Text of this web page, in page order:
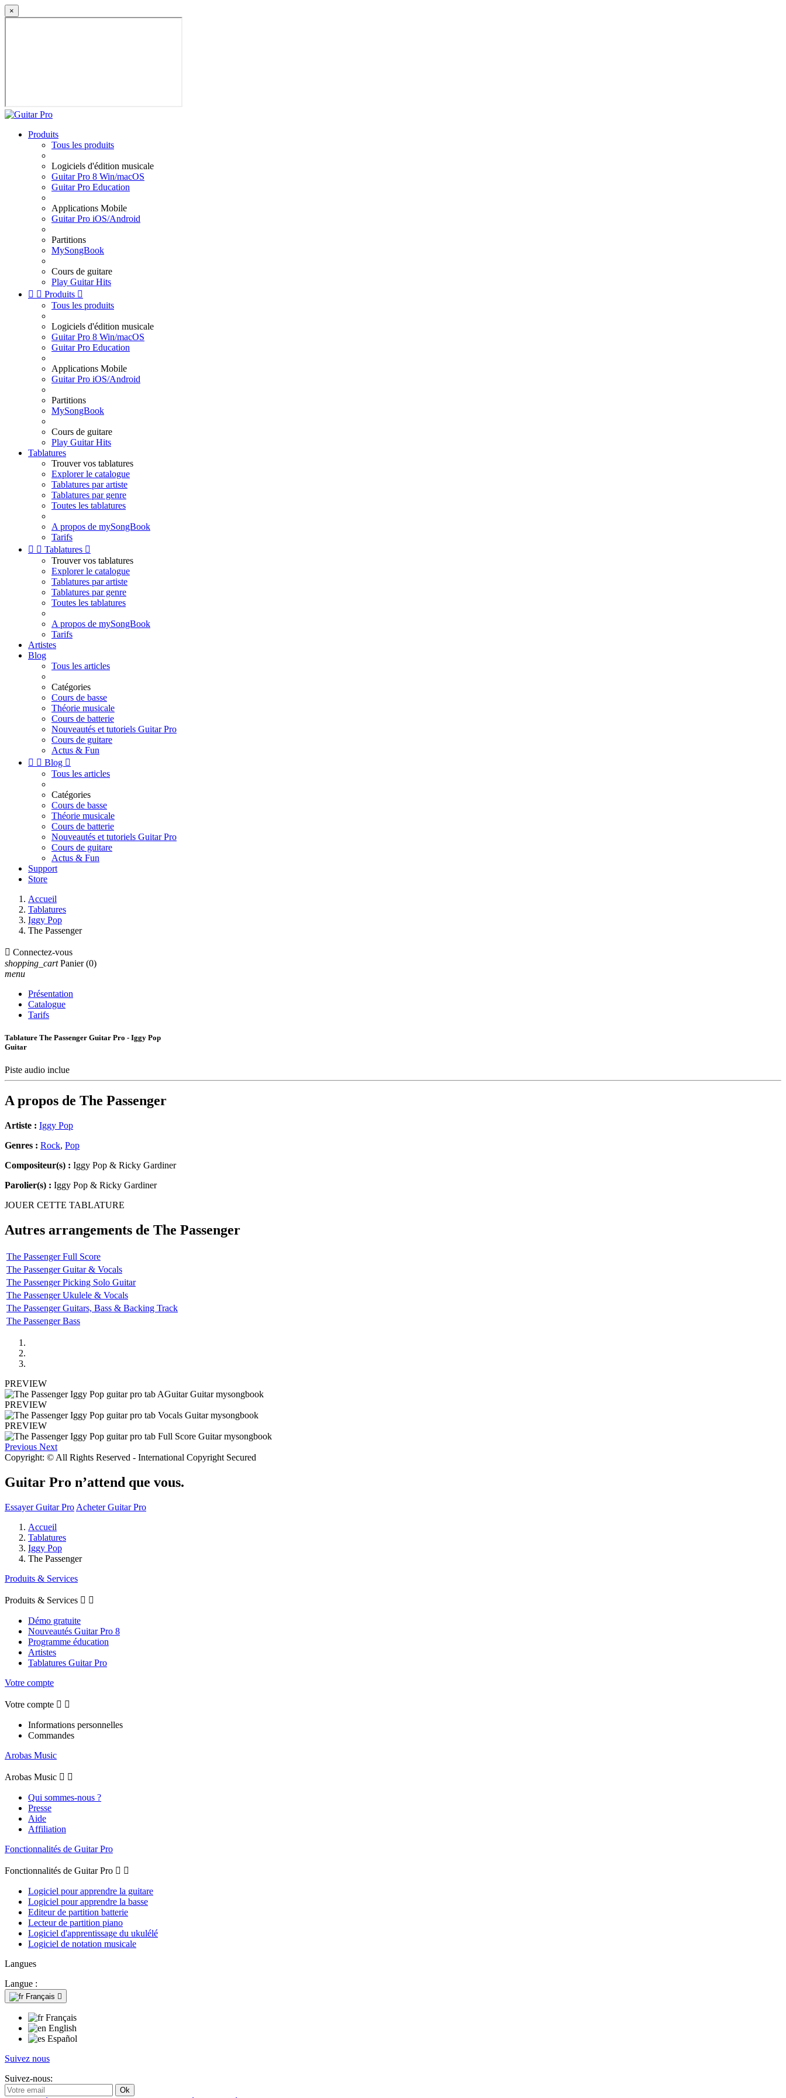
×
Produits
Tous les produits
Logiciels d'édition musicale
Guitar Pro 8 Win/macOS
Guitar Pro Education
Applications Mobile
Guitar Pro iOS/Android
Partitions
MySongBook
Cours de guitare
Play Guitar Hits
  Produits 
Tous les produits
Logiciels d'édition musicale
Guitar Pro 8 Win/macOS
Guitar Pro Education
Applications Mobile
Guitar Pro iOS/Android
Partitions
MySongBook
Cours de guitare
Play Guitar Hits
Tablatures
Trouver vos tablatures
Explorer le catalogue
Tablatures par artiste
Tablatures par genre
Toutes les tablatures
A propos de mySongBook
Tarifs
  Tablatures 
Trouver vos tablatures
Explorer le catalogue
Tablatures par artiste
Tablatures par genre
Toutes les tablatures
A propos de mySongBook
Tarifs
Artistes
Blog
Tous les articles
Catégories
Cours de basse
Théorie musicale
Cours de batterie
Nouveautés et tutoriels Guitar Pro
Cours de guitare
Actus & Fun
  Blog 
Tous les articles
Catégories
Cours de basse
Théorie musicale
Cours de batterie
Nouveautés et tutoriels Guitar Pro
Cours de guitare
Actus & Fun
Support
Store
Accueil
Tablatures
Iggy Pop
The Passenger
 Connectez-vous
shopping_cart Panier (0)
menu
Présentation
Catalogue
Tarifs
Tablature The Passenger Guitar Pro - Iggy Pop
Guitar
Piste audio inclue
A propos de The Passenger
Artiste : Iggy Pop
Genres : Rock, Pop
Compositeur(s) : Iggy Pop & Ricky Gardiner
Parolier(s) : Iggy Pop & Ricky Gardiner
JOUER CETTE TABLATURE
Autres arrangements de The Passenger
The Passenger Full Score
The Passenger Guitar & Vocals
The Passenger Picking Solo Guitar
The Passenger Ukulele & Vocals
The Passenger Guitars, Bass & Backing Track
The Passenger Bass
PREVIEW
PREVIEW
PREVIEW
Previous Next
Copyright: © All Rights Reserved - International Copyright Secured
Guitar Pro n’attend que vous.
Essayer Guitar Pro Acheter Guitar Pro
Accueil
Tablatures
Iggy Pop
The Passenger
Produits & Services
Produits & Services  
Démo gratuite
Nouveautés Guitar Pro 8
Programme éducation
Artistes
Tablatures Guitar Pro
Votre compte
Votre compte  
Informations personnelles
Commandes
Arobas Music
Arobas Music  
Qui sommes-nous ?
Presse
Aide
Affiliation
Fonctionnalités de Guitar Pro
Fonctionnalités de Guitar Pro  
Logiciel pour apprendre la guitare
Logiciel pour apprendre la basse
Editeur de partition batterie
Lecteur de partition piano
Logiciel d'apprentissage du ukulélé
Logiciel de notation musicale
Langues
Langue :
Français 
Français
English
Español
Suivez nous
Suivez-nous: